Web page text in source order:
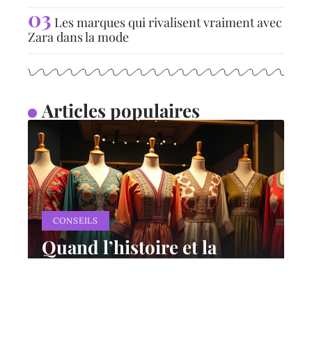
Les marques qui rivalisent vraiment avec
Zara dans la mode
Articles populaires
CONSEILS
Quand l’histoire et la
culture façonnent la mode